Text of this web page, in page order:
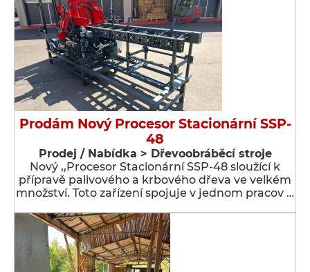
Prodám Nový Procesor Stacionární SSP-
48
Prodej / Nabídka > Dřevoobráběcí stroje
Nový ,,Procesor Stacionární SSP-48 sloužící k
přípravě palivového a krbového dřeva ve velkém
množství. Toto zařízení spojuje v jednom pracov …